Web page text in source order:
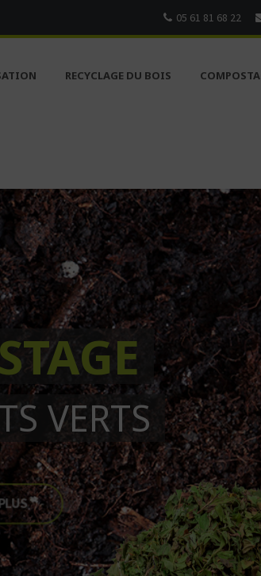
05 61 81 68 22
RECYCLAGE DU BOIS
VERTS